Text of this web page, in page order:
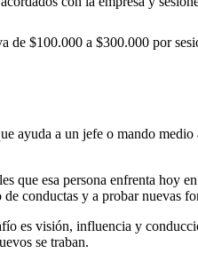
$100.000 a $300.000 por
a un jefe o mando medio
que esa persona enfrenta hoy
conductas y a probar nuevas
es visión, influencia y
se traban.